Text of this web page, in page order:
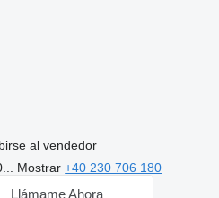
al vendedor
Mostrar+40 230 706 180
Llámame Ahora